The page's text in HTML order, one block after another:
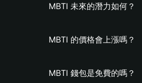
MBTI 未來的潛力如何？
MBTI 的價格會上漲嗎？
MBTI 錢包是免費的嗎？